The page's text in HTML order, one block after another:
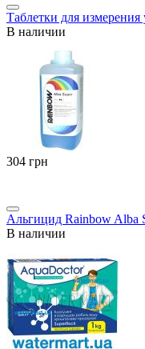
Таблетки для
В наличии
‍304‍ грн
Альгицид Rainbow Alba
В наличии